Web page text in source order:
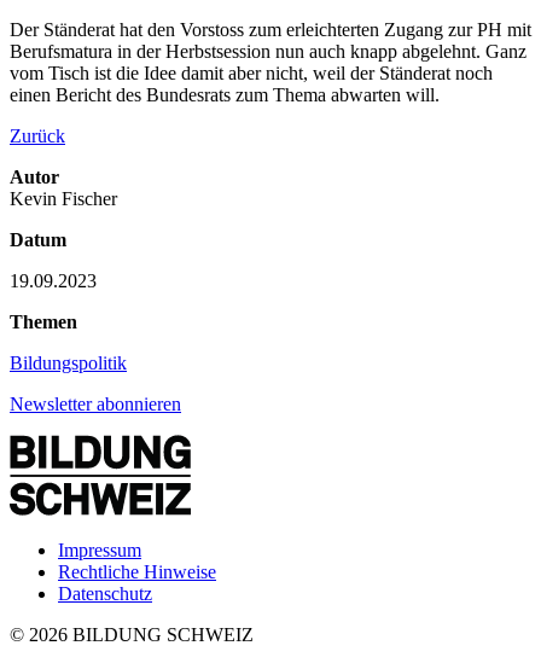
Der Ständerat hat den Vorstoss zum erleichterten Zugang zur PH mit
Berufsmatura in der Herbstsession nun auch knapp abgelehnt. Ganz
vom Tisch ist die Idee damit aber nicht, weil der Ständerat noch
einen Bericht des Bundesrats zum Thema abwarten will.
Zurück
Autor
Kevin Fischer
Datum
19.09.2023
Themen
Bildungspolitik
Newsletter abonnieren
Impressum
Rechtliche Hinweise
Datenschutz
© 2026 BILDUNG SCHWEIZ